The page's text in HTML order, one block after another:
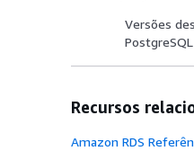
Versões
PostgreSQL
Recursos
Amazon RDS